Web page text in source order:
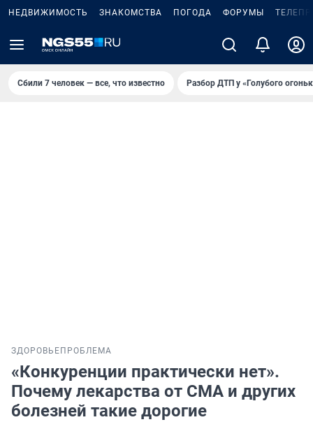
НЕДВИЖИМОСТЬ ЗНАКОМСТВА ПОГОДА ФОРУМЫ
Сбили 7 человек — все, что известно Разбор ДТП у «Голубого
ЗДОРОВЬЕ ПРОБЛЕМА
«Конкуренции практически нет».
Почему лекарства от СМА и других
болезней такие дорогие